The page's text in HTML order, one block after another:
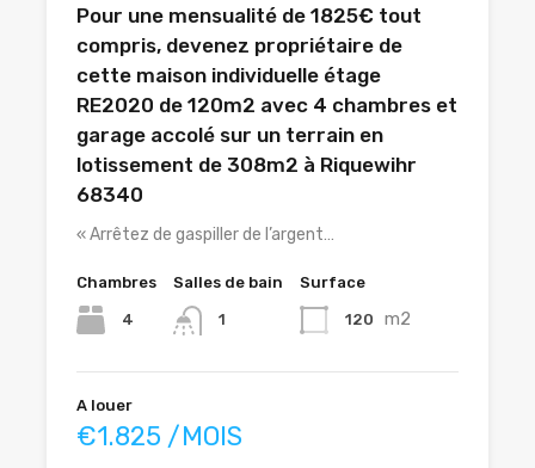
Pour une mensualité de 1825€ tout
compris, devenez propriétaire de
cette maison individuelle étage
RE2020 de 120m2 avec 4 chambres et
garage accolé sur un terrain en
lotissement de 308m2 à Riquewihr
68340
« Arrêtez de gaspiller de l’argent…
Chambres
4
Salles de bain
1
Surface
120 m2
A louer
€1.825 /MOIS